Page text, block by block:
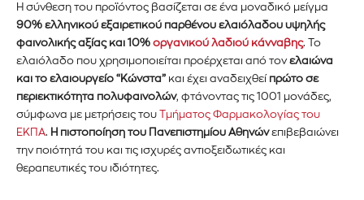
Η σύνθεση του προϊόντος βασίζεται σε ένα μοναδικό μείγμα
90% ελληνικού εξαιρετικού παρθένου ελαιόλαδου υψηλής
φαινολικής αξίας και 10% οργανικού λαδιού κάνναβης. Το
ελαιόλαδο που χρησιμοποιείται προέρχεται από τονελαιώνα
και το ελαιουργείο “Κώνστα” και έχει αναδειχθεί πρώτο σε
περιεκτικότητα πολυφαινολών, φτάνοντας τις 1001 μονάδες,
σύμφωνα με μετρήσεις του Τμήματος Φαρμακολογίας του
ΕΚΠΑ. Η πιστοποίηση του Πανεπιστημίου Αθηνώνεπιβεβαιώνει
την ποιότητά του και τις ισχυρές αντιοξειδωτικές και
θεραπευτικές του ιδιότητες.